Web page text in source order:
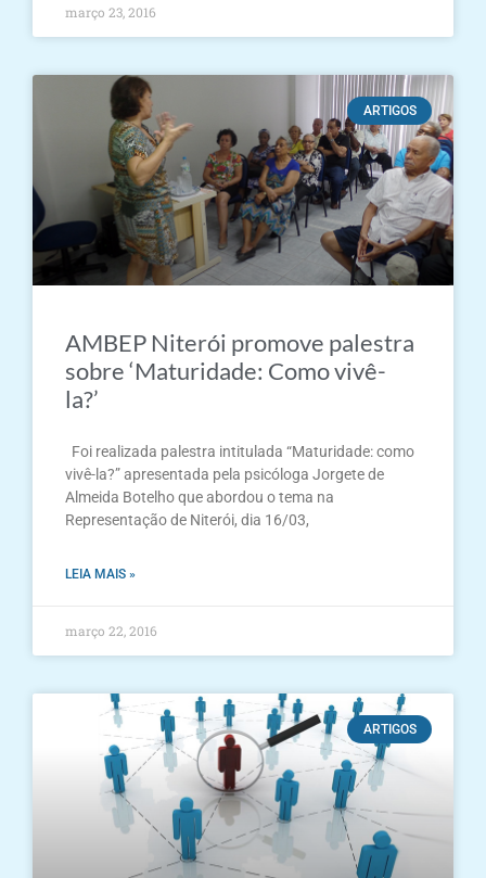
março 23, 2016
ARTIGOS
AMBEP Niterói promove palestra
sobre ‘Maturidade: Como vivê-
la?’
Foi realizada palestra intitulada “Maturidade: como
vivê-la?” apresentada pela psicóloga Jorgete de
Almeida Botelho que abordou o tema na
Representação de Niterói, dia 16/03,
LEIA MAIS »
março 22, 2016
ARTIGOS